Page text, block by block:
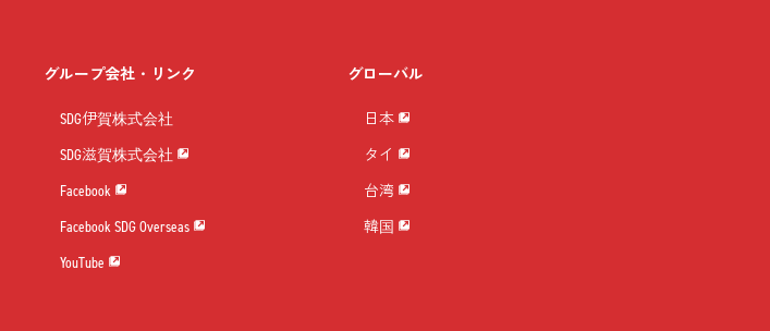
グループ会社・リンク
SDG伊賀株式会社
SDG滋賀株式会社
Facebook
Facebook SDG Overseas
YouTube
グローバル
日本
タイ
台湾
韓国